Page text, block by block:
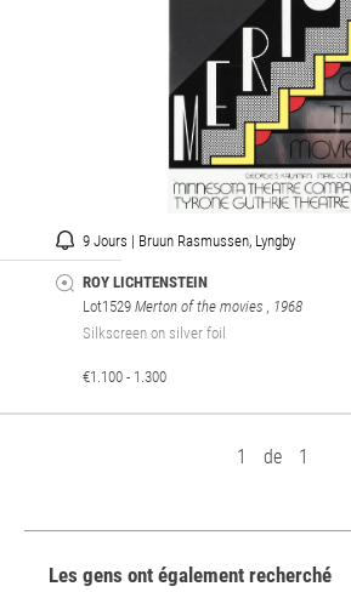
9 Jours | Bruun Rasmussen, Lyngby
ROY LICHTENSTEIN
Lot1529 Merton of the movies , 1968
Silkscreen on silver foil
€1.100 - 1.300
1 de 1
Les gens ont également recherché